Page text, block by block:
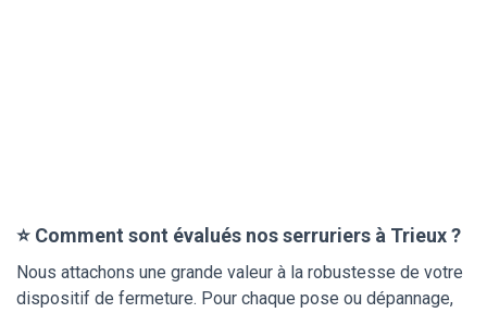
⭐ Comment sont évalués nos serruriers à Trieux ?
Nous attachons une grande valeur à la robustesse de votre
dispositif de fermeture. Pour chaque pose ou dépannage,